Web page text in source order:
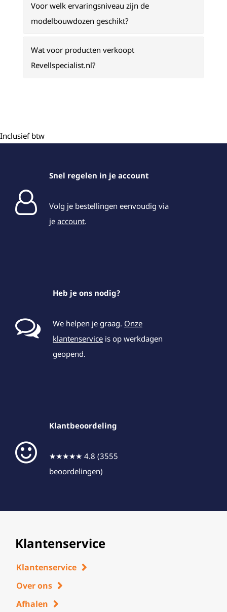
Voor welk ervaringsniveau zijn de
modelbouwdozen geschikt?
Wat voor producten verkoopt
Revellspecialist.nl?
Inclusief btw
Snel regelen in je account
Volg je bestellingen eenvoudig via
je account.
Heb je ons nodig?
We helpen je graag. Onze
klantenservice is op werkdagen
geopend.
Klantbeoordeling
★★★★★ 4.8 (3555
beoordelingen)
Klantenservice
Klantenservice
Over ons
Afhalen